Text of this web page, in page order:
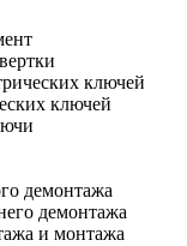
ключей
ключей
демонтажа
демонтажа
и монтажа